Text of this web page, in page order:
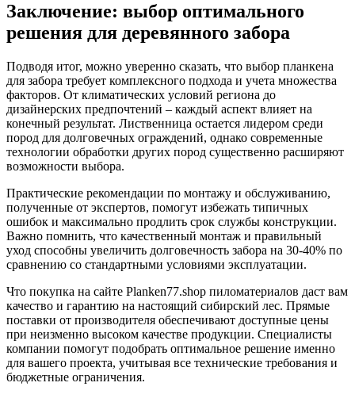
Заключение: выбор оптимального
решения для деревянного забора
Подводя итог, можно уверенно сказать, что выбор планкена
для забора требует комплексного подхода и учета множества
факторов. От климатических условий региона до
дизайнерских предпочтений – каждый аспект влияет на
конечный результат. Лиственница остается лидером среди
пород для долговечных ограждений, однако современные
технологии обработки других пород существенно расширяют
возможности выбора.
Практические рекомендации по монтажу и обслуживанию,
полученные от экспертов, помогут избежать типичных
ошибок и максимально продлить срок службы конструкции.
Важно помнить, что качественный монтаж и правильный
уход способны увеличить долговечность забора на 30-40% по
сравнению со стандартными условиями эксплуатации.
Что покупка на сайте Planken77.shop пиломатериалов даст вам
качество и гарантию на настоящий сибирский лес. Прямые
поставки от производителя обеспечивают доступные цены
при неизменно высоком качестве продукции. Специалисты
компании помогут подобрать оптимальное решение именно
для вашего проекта, учитывая все технические требования и
бюджетные ограничения.